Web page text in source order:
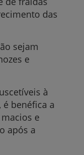
das
sejam
e
à
benéfica a
e
após a